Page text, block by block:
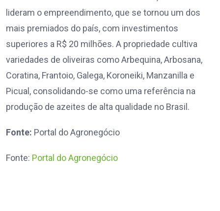
lideram o empreendimento, que se tornou um dos
mais premiados do país, com investimentos
superiores a R$ 20 milhões. A propriedade cultiva
variedades de oliveiras como Arbequina, Arbosana,
Coratina, Frantoio, Galega, Koroneiki, Manzanilla e
Picual, consolidando-se como uma referência na
produção de azeites de alta qualidade no Brasil.
Fonte: Portal do Agronegócio
Fonte: Portal do Agronegócio